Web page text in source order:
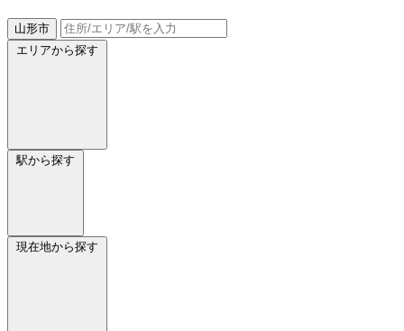
山形市
エリアから探す
駅から探す
現在地から探す